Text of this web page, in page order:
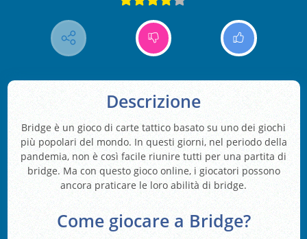
Descrizione
Bridge è un gioco di carte tattico basato su uno dei giochi
più popolari del mondo. In questi giorni, nel periodo della
pandemia, non è così facile riunire tutti per una partita di
bridge. Ma con questo gioco online, i giocatori possono
ancora praticare le loro abilità di bridge.
Come giocare a Bridge?